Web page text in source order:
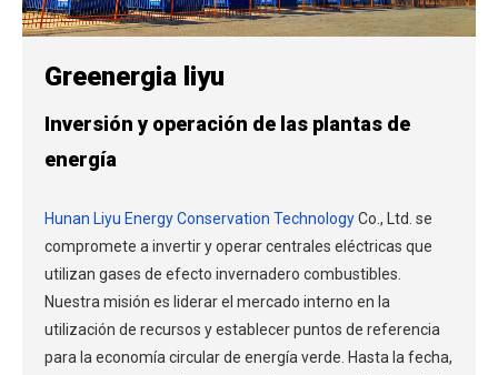
Greenergia liyu
Inversión y operación de las plantas de
energía
Hunan Liyu Energy Conservation TechnologyCo., Ltd. se
compromete a invertir y operar centrales eléctricas que
utilizan gases de efecto invernadero combustibles.
Nuestra misión es liderar el mercado interno en la
utilización de recursos y establecer puntos de referencia
para la economía circular de energía verde. Hasta la fecha,